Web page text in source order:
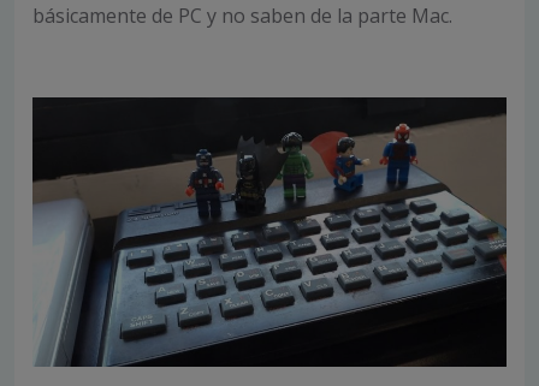
básicamente de PC y no saben de la parte Mac.